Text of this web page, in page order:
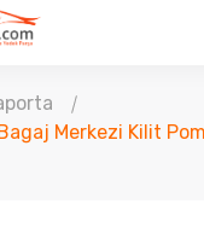
Merkezi Kilit